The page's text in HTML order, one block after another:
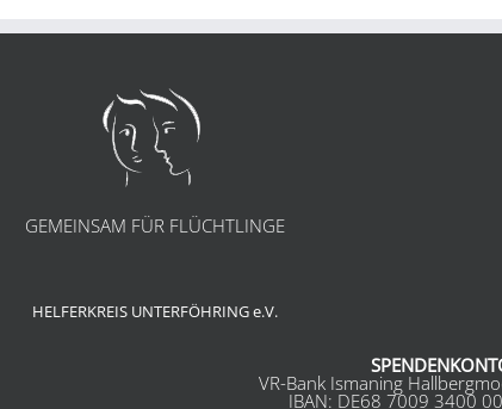
GEMEINSAM FÜR FLÜCHTLINGE
HELFERKREIS UNTERFÖHRING e.V.
VR-Bank Ismaning
IBAN: DE68 7009 3400